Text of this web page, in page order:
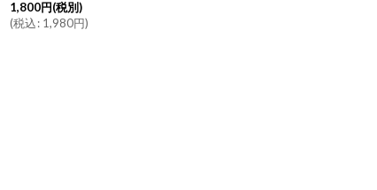
1,800円(税別)
(税込: 1,980円)